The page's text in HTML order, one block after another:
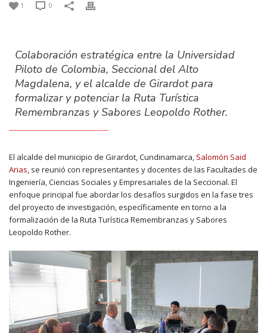
1 0
Colaboración estratégica entre la Universidad
Piloto de Colombia, Seccional del Alto
Magdalena, y el alcalde de Girardot para
formalizar y potenciar la Ruta Turística
Remembranzas y Sabores Leopoldo Rother.
El alcalde del municipio de Girardot, Cundinamarca, Salomón Said
Arias, se reunió con representantes y docentes de las Facultades de
Ingeniería, Ciencias Sociales y Empresariales de la Seccional. El
enfoque principal fue abordar los desafíos surgidos en la fase tres
del proyecto de investigación, específicamente en torno a la
formalización de la Ruta Turística Remembranzas y Sabores
Leopoldo Rother.